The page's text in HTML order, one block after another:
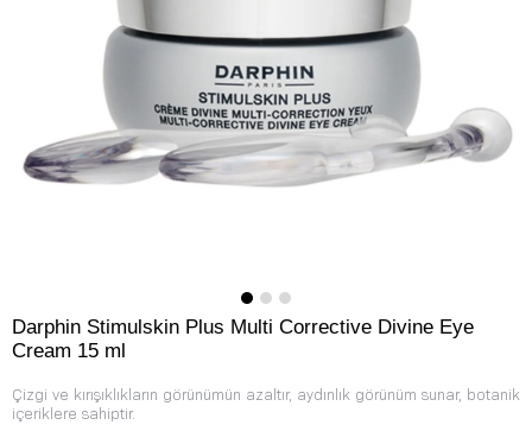
Darphin Stimulskin Plus Multi Corrective Divine Eye
Cream 15 ml
Çizgi ve kırışıklıkların görünümün azaltır, aydınlık görünüm sunar, botanik
içeriklere sahiptir.